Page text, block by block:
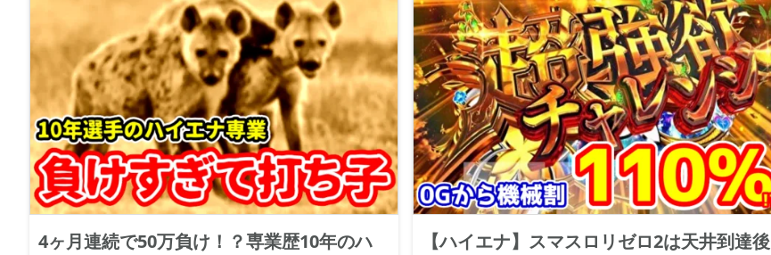
4ヶ月連続で50万負け！？専業歴10年のハ
【ハイエナ】スマスロリゼロ2は天井到達後